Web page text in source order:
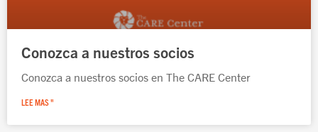
Conozca a nuestros socios
Conozca a nuestros socios en The CARE Center
LEE MAS "